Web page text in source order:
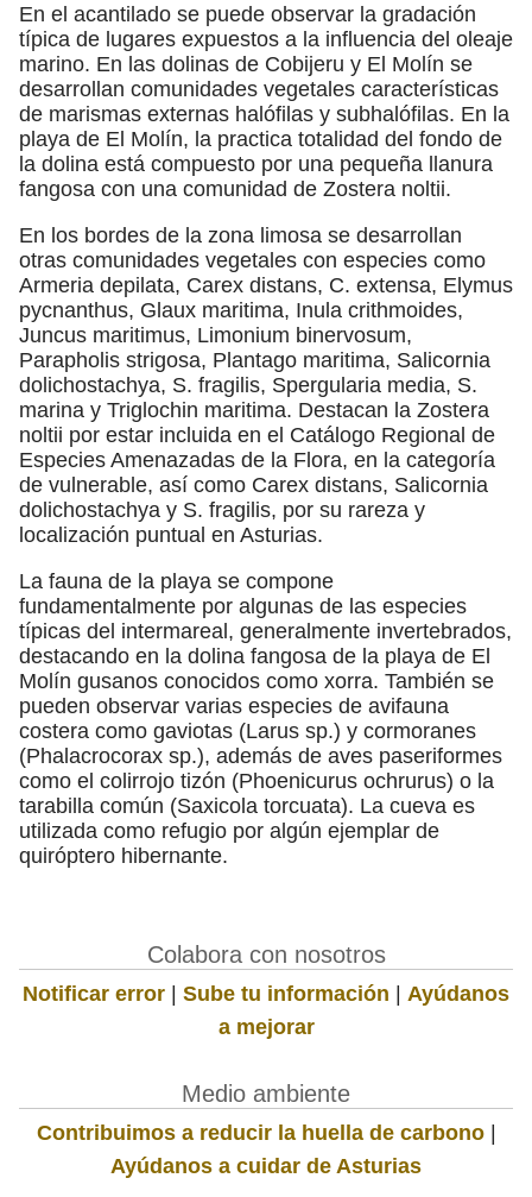
En el acantilado se puede observar la gradación
típica de lugares expuestos a la influencia del oleaje
marino. En las dolinas de Cobijeru y El Molín se
desarrollan comunidades vegetales características
de marismas externas halófilas y subhalófilas. En la
playa de El Molín, la practica totalidad del fondo de
la dolina está compuesto por una pequeña llanura
fangosa con una comunidad de Zostera noltii.
En los bordes de la zona limosa se desarrollan
otras comunidades vegetales con especies como
Armeria depilata, Carex distans, C. extensa, Elymus
pycnanthus, Glaux maritima, Inula crithmoides,
Juncus maritimus, Limonium binervosum,
Parapholis strigosa, Plantago maritima, Salicornia
dolichostachya, S. fragilis, Spergularia media, S.
marina y Triglochin maritima. Destacan la Zostera
noltii por estar incluida en el Catálogo Regional de
Especies Amenazadas de la Flora, en la categoría
de vulnerable, así como Carex distans, Salicornia
dolichostachya y S. fragilis, por su rareza y
localización puntual en Asturias.
La fauna de la playa se compone
fundamentalmente por algunas de las especies
típicas del intermareal, generalmente invertebrados,
destacando en la dolina fangosa de la playa de El
Molín gusanos conocidos como xorra. También se
pueden observar varias especies de avifauna
costera como gaviotas (Larus sp.) y cormoranes
(Phalacrocorax sp.), además de aves paseriformes
como el colirrojo tizón (Phoenicurus ochrurus) o la
tarabilla común (Saxicola torcuata). La cueva es
utilizada como refugio por algún ejemplar de
quiróptero hibernante.
Colabora con nosotros
Notificar error | Sube tu información | Ayúdanos
a mejorar
Medio ambiente
Contribuimos a reducir la huella de carbono|
Ayúdanos a cuidar de Asturias